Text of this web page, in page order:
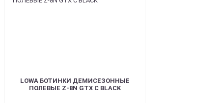
LOWA БОТИНКИ ДЕМИСЕЗОННЫЕ
ПОЛЕВЫЕ Z-8N GTX C BLACK